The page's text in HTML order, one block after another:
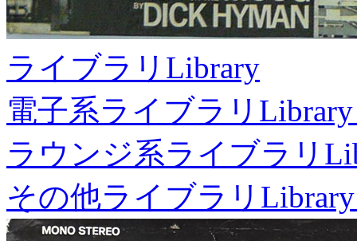
ライブラリ Library
電子系ライブラリ
ラウンジ系ライブラリ
その他ライブラリ